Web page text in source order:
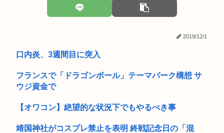
兵庫県斎藤知事、宣戦布告「数十年に渡るその場しのぎ、先送
安倍晋三が経営するホームセンター「わーくマン」にありがち
41歳無職男「マジあいつら(両親)56すわ」と妹にメール→妹が
アメリカ人「ヘイ！JAP！なぜ和ゲーは主人公が喋らないんだ
「踊る大捜査線」新作映画に声優の立木文彦・津田健次郎・関
智一・野...
2019/12/1
口内炎、3週間目に突入
フランスで「ドラゴンボール」テーマパーク構想 サ
ウジ資金で
【オワコン】絶望的な状況下でもやるべき事
靖国神社がコスプレ禁止を表明 終戦記念日の「混